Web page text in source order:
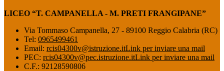
LICEO “T. CAMPANELLA - M. PRETI FRANGIPANE”
Via Tommaso Campanella, 27 - 89100 Reggio Calabria (RC)
Tel: 0965499461
Email: rcis04300v@istruzione.itLink per inviare una mail
PEC: rcis04300v@pec.istruzione.itLink per inviare una mail
C.F.: 92128590806